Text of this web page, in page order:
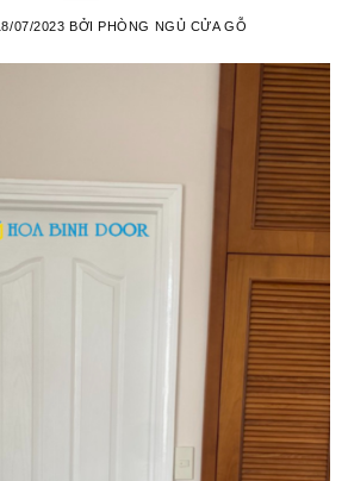
07/2023 BỞI PHÒNG NGỦ CỬA GỖ